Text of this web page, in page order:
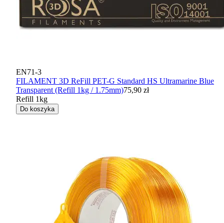
EN71-3
FILAMENT 3D ReFill PET-G Standard HS Ultramarine Blue
Transparent (Refill 1kg / 1.75mm)75,90 zł
Refill 1kg
Do koszyka